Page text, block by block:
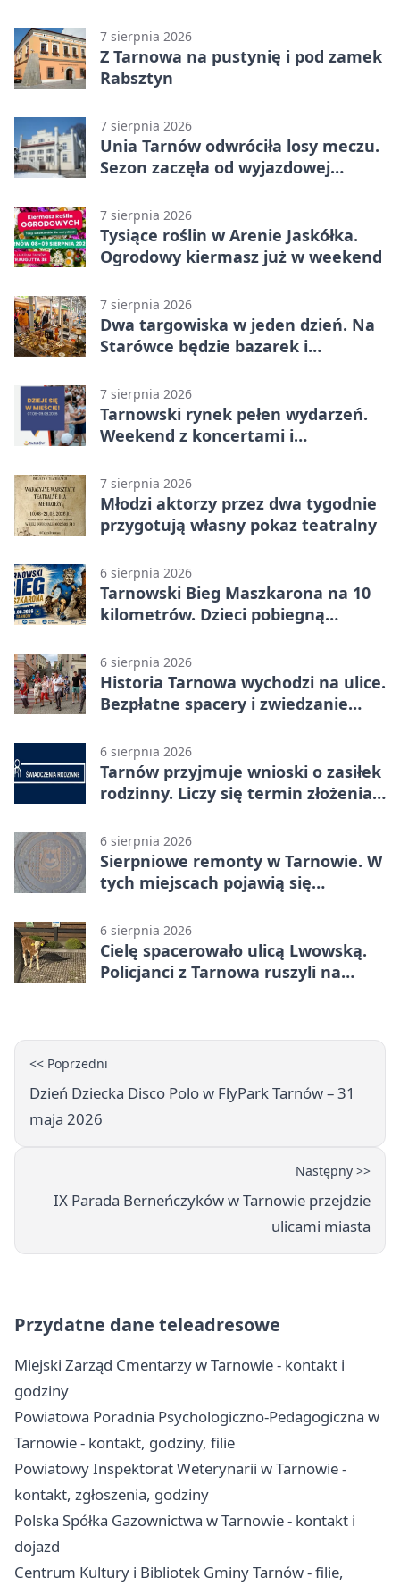
7 sierpnia 2026
Z Tarnowa na pustynię i pod zamek
Rabsztyn
7 sierpnia 2026
Unia Tarnów odwróciła losy meczu.
Sezon zaczęła od wyjazdowej
7 sierpnia 2026
Tysiące roślin w Arenie Jaskółka.
Ogrodowy kiermasz już w weekend
7 sierpnia 2026
Dwa targowiska w jeden dzień. Na
Starówce będzie bazarek i
7 sierpnia 2026
Tarnowski rynek pełen wydarzeń.
Weekend z koncertami i
7 sierpnia 2026
Młodzi aktorzy przez dwa tygodnie
przygotują własny pokaz teatralny
6 sierpnia 2026
Tarnowski Bieg Maszkarona na 10
kilometrów. Dzieci pobiegną
6 sierpnia 2026
Historia Tarnowa wychodzi na ulice.
Bezpłatne spacery i zwiedzanie
6 sierpnia 2026
Tarnów przyjmuje wnioski o zasiłek
rodzinny. Liczy się termin złożenia
6 sierpnia 2026
Sierpniowe remonty w Tarnowie. W
tych miejscach pojawią się
6 sierpnia 2026
Cielę spacerowało ulicą Lwowską.
Policjanci z Tarnowa ruszyli na
<< Poprzedni
Dzień Dziecka Disco Polo w FlyPark Tarnów – 31
maja 2026
Następny >>
IX Parada Berneńczyków w Tarnowie przejdzie
ulicami miasta
Przydatne dane teleadresowe
Miejski Zarząd Cmentarzy w Tarnowie - kontakt i
godziny
Powiatowa Poradnia Psychologiczno-Pedagogiczna w
Tarnowie - kontakt, godziny, filie
Powiatowy Inspektorat Weterynarii w Tarnowie -
kontakt, zgłoszenia, godziny
Polska Spółka Gazownictwa w Tarnowie - kontakt i
dojazd
Centrum Kultury i Bibliotek Gminy Tarnów - filie,